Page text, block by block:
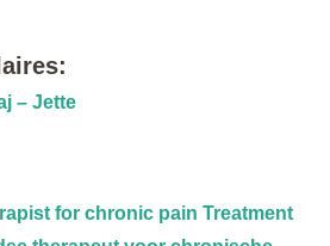
– Jette
for chronic pain Treatment